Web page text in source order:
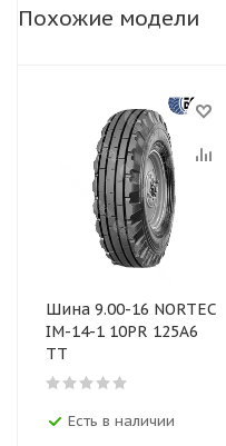
Похожие модели
Шина 9.00-16 NORTEC
IM-14-1 10PR 125A6
TT
Есть в наличии